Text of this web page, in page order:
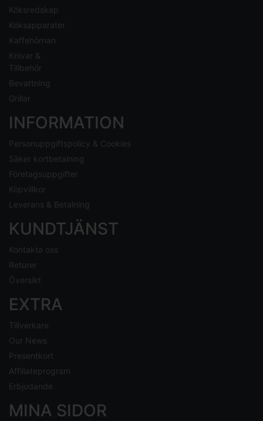
Köksredskap
Köksapparater
Kaffehörnan
Knivar &
Tillbehör
Bevattning
Grillar
INFORMATION
Personuppgiftspolicy & Cookies
Säker kortbetalning
Företagsuppgifter
Köpvillkor
Leverans & Betalning
KUNDTJÄNST
Kontakta oss
Returer
Översikt
EXTRA
Tillverkare
Our News
Presentkort
Affiliateprogram
Erbjudande
MINA SIDOR